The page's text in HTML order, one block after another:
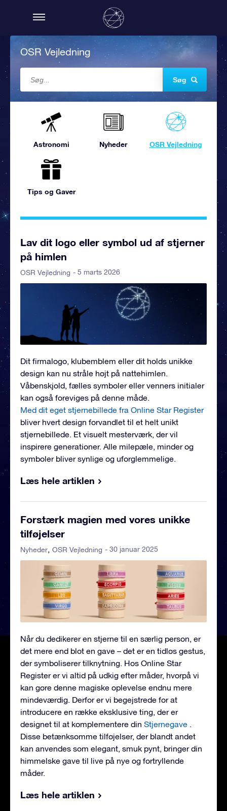
OSR Vejledning
Søg
Astronomi Nyheder OSR Vejledning
Tips og Gaver
Lav dit logo eller symbol ud af stjerner
på himlen
OSR Vejledning - 5 marts 2026
Dit firmalogo, klubemblem eller dit holds unikke
design kan nu stråle højt på nattehimlen.
Våbenskjold, fælles symboler eller venners initialer
kan også foreviges på denne måde.
Med dit eget stjernebillede fra Online Star Register
bliver hvert design forvandlet til et helt unikt
stjernebillede. Et visuelt mesterværk, der vil
inspirere generationer. Alle milepæle, minder og
symboler bliver synlige og uforglemmelige.
Læs hele artiklen
Forstærk magien med vores unikke
tilføjelser
Nyheder OSR Vejledning - 30 januar 2025
Når du dedikerer en stjerne til en særlig person, er
det mere end blot en gave – det er en tidløs gestus,
der symboliserer tilknytning. Hos Online Star
Register er vi altid på udkig efter måder, hvorpå vi
kan gøre denne magiske oplevelse endnu mere
mindeværdig. Derfor er vi begejstrede for at
introducere en række eksklusive ting, der er
designet til at komplementere din Stjernegave .
Disse betænksomme tilføjelser, der blandt andet
kan anvendes som elegant, smuk pynt, bringer din
himmelske gave til live på nye og fortryllende
måder.
Læs hele artiklen